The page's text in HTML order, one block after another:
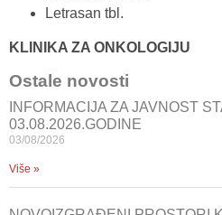
Letrasan tbl.
KLINIKA ZA ONKOLOGIJU
Ostale novosti
INFORMACIJA ZA JAVNOST
03.08.2026.GODINE
03/08/2026
Više »